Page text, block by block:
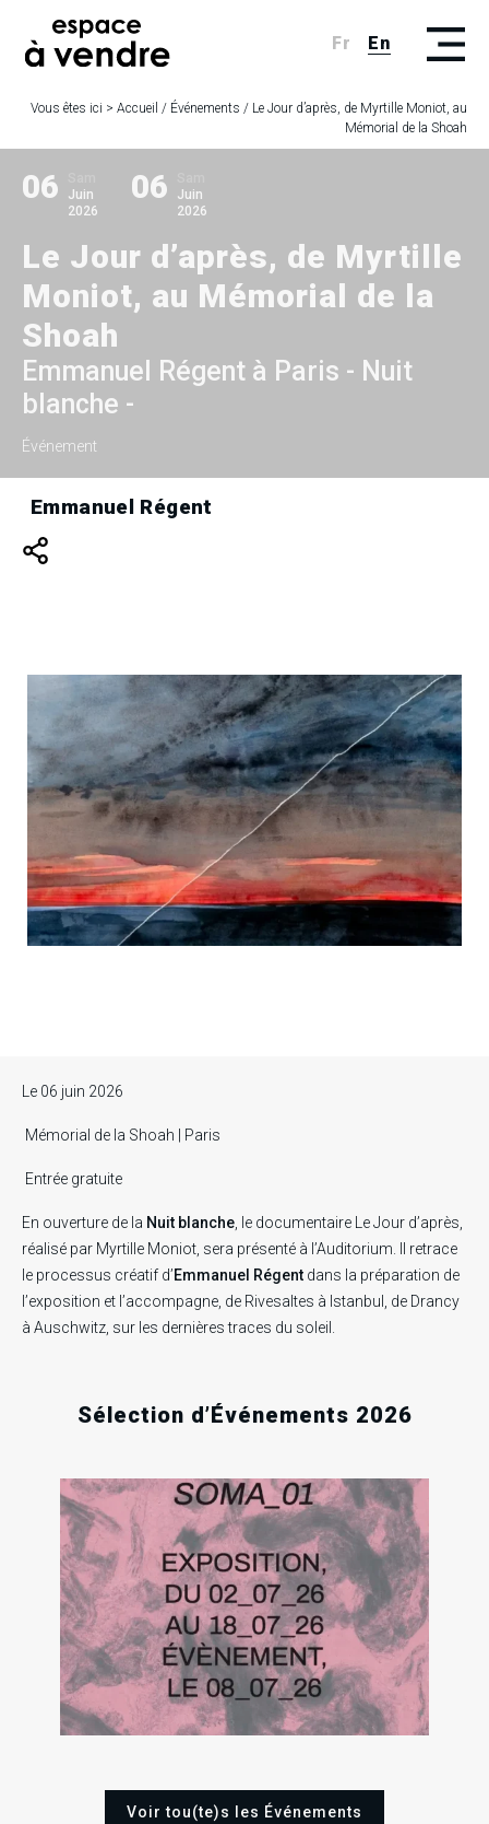
Fr En
Vous êtes ici > Accueil / Événements / Le Jour d’après, de Myrtille Moniot, au
Mémorial de la Shoah
06
Juin
2026
06
Juin
2026
Le Jour d’après, de Myrtille
Moniot, au Mémorial de la
Shoah
Emmanuel Régent à Paris - Nuit
blanche -
Événement
Emmanuel Régent
Le 06 juin 2026
Mémorial de la Shoah | Paris
Entrée gratuite
En ouverture de la Nuit blanche , le documentaire Le Jour d’après,
réalisé par Myrtille Moniot, sera présenté à l’Auditorium. Il retrace
le processus créatif d’Emmanuel Régent dans la préparation de
l’exposition et l’accompagne, de Rivesaltes à Istanbul, de Drancy
à Auschwitz, sur les dernières traces du soleil.
Sélection d’Événements 2026
02
Jeu
18
Juil
2026
Voir tou(te)s les Événements
RECHERCHE EN COURS
...